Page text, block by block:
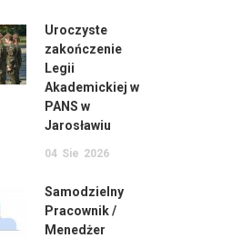
Uroczyste
zakończenie
Legii
Akademickiej w
PANS w
Jarosławiu
04 Sie 2026
Samodzielny
Pracownik /
Menedżer